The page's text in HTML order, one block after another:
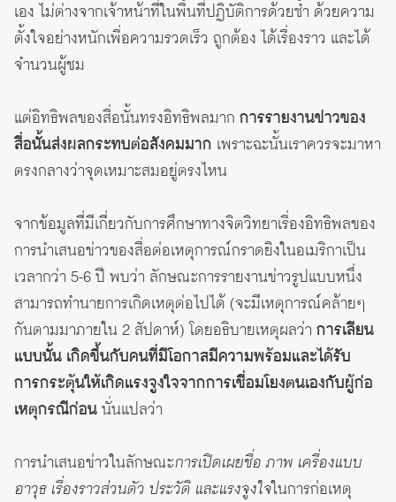
เอง ไม่ต่างจากเจ้าหน้าที่ในพื้นที่ปฏิบัติการด้วยซ้ำ ด้วยความ
ตั้งใจอย่างหนักเพื่อความรวดเร็ว ถูกต้อง ได้เรื่องราว และได้
จำนวนผู้ชม
แต่อิทธิพลของสื่อนั้นทรงอิทธิพลมาก การรายงานข่าวของ
สื่อนั้นส่งผลกระทบต่อสังคมมาก เพราะฉะนั้นเราควรจะมาหา
ตรงกลางว่าจุดเหมาะสมอยู่ตรงไหน
จากข้อมูลที่มีเกี่ยวกับการศึกษาทางจิตวิทยาเรื่องอิทธิพลของ
การนำเสนอข่าวของสื่อต่อเหตุการณ์กราดยิงในอเมริกาเป็น
เวลากว่า 5-6 ปี พบว่า ลักษณะการรายงานข่าวรูปแบบหนึ่ง
สามารถทำนายการเกิดเหตุต่อไปได้ (จะมีเหตุการณ์คล้ายๆ
กันตามมาภายใน 2 สัปดาห์) โดยอธิบายเหตุผลว่า การเลียน
แบบนั้น เกิดขึ้นกับคนที่มีโอกาสมีความพร้อมและได้รับ
การกระตุ้นให้เกิดแรงจูงใจจากการเชื่อมโยงตนเองกับผู้ก่อ
เหตุกรณีก่อนนั่นแปลว่า
การนำเสนอข่าวในลักษณะการเปิดเผยชื่อ ภาพ เครื่องแบบ
อาวุธ เรื่องราวส่วนตัว ประวัติ และแรงจูงใจในการก่อเหตุ